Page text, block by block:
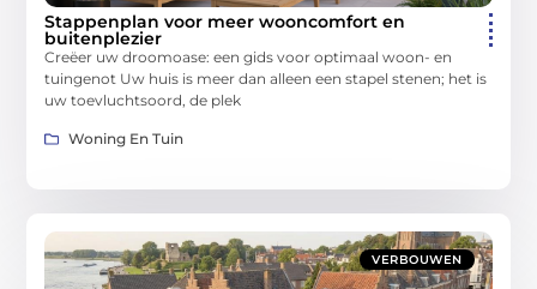
Stappenplan voor meer wooncomfort en
buitenplezier
Creëer uw droomoase: een gids voor optimaal woon- en
tuingenot Uw huis is meer dan alleen een stapel stenen; het is
uw toevluchtsoord, de plek
Woning En Tuin
VERBOUWEN